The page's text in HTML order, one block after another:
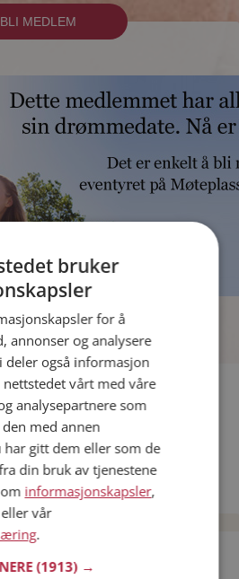
BLI MEDLEM
gratis!
bruker
for å
annonser og analysere
deler også informasjon
vårt med våre
analysepartnere som
med annen
gitt dem eller som de
din bruk av tjenestene
informasjonskapsler,
vår
.
(1913) →